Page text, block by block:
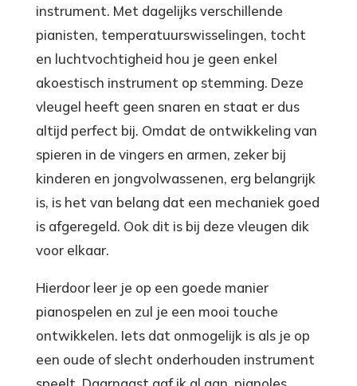
instrument. Met dagelijks verschillende
pianisten, temperatuurswisselingen, tocht
en luchtvochtigheid hou je geen enkel
akoestisch instrument op stemming. Deze
vleugel heeft geen snaren en staat er dus
altijd perfect bij. Omdat de ontwikkeling van
spieren in de vingers en armen, zeker bij
kinderen en jongvolwassenen, erg belangrijk
is, is het van belang dat een mechaniek goed
is afgeregeld. Ook dit is bij deze vleugen dik
voor elkaar.
Hierdoor leer je op een goede manier
pianospelen en zul je een mooi touche
ontwikkelen. Iets dat onmogelijk is als je op
een oude of slecht onderhouden instrument